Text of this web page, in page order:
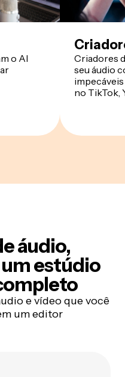
o AI
Criadores
seu áudio
no TikTok,
áudio,
estúdio
e vídeo que você
um editor